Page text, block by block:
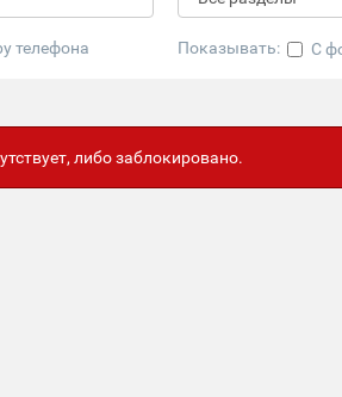
телефона Показывать: С
либо заблокировано.